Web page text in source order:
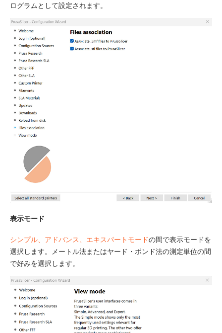
ログラムとして設定されます。
表示モード
シンプル、アドバンス、エキスパートモードの間で表示モードを
選択します。メートル法またはヤード・ポンド法の測定単位の間
で好みを選択します。